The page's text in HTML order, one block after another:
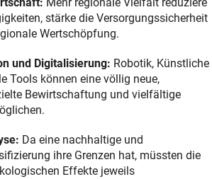
stärke die Versorgungssicherheit
Wertschöpfung.
und Digitalisierung: Robotik, Künstliche
Tools können eine völlig neue,
Bewirtschaftung und vielfältige
Da eine nachhaltige und
ihre Grenzen hat, müssten die
Effekte jeweils